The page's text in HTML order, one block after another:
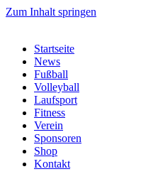
Zum Inhalt springen
Startseite
News
Fußball
Volleyball
Laufsport
Fitness
Verein
Sponsoren
Shop
Kontakt